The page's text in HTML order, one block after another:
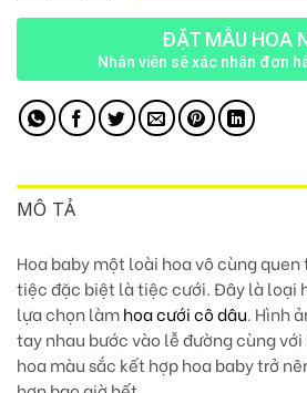
ĐẶT MẪU HOA
Nhân viên sẽ xác nhận đơn
MÔ TẢ
Hoa baby một loài hoa vô cùng
tiệc đặc biệt là tiệc cưới. Đây là loại
lựa chọn làmhoa cưới cô dâu. Hình
tay nhau bước vào lễ đường cùng
hoa màu sắc kết hợp hoa baby trở